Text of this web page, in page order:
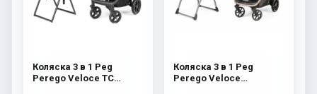
Коляска 3 в 1 Peg
Perego Veloce TC
Коляска 3 в 1 Peg
Perego Veloce